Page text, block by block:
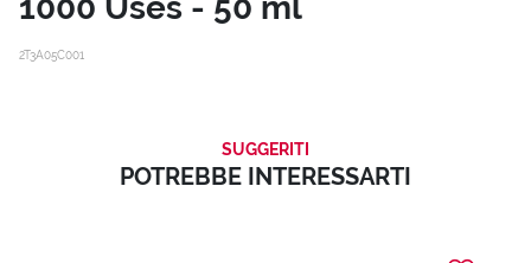
2T3A05C001
SUGGERITI
POTREBBE INTERESSARTI